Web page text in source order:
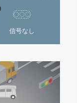
信号なし